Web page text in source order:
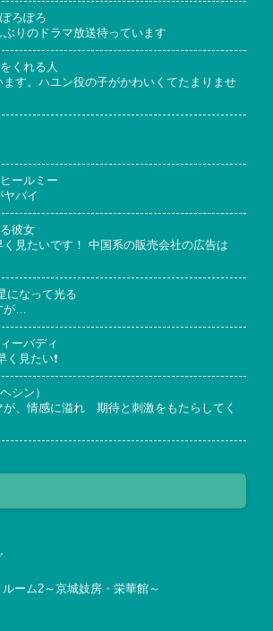
ろぽろ
りのドラマ放送待っています
くれる人
す。ハユン役の子がかわいくてたまりませ
ールミー
バイ
彼女
見たいです！ 中国系の販売会社の広告は
になって光る
が…
ーバディ
見たい❗
シン）
が、情感に溢れ 期待と刺激をもたらしてく
ーム2～京城妓房・栄華館～